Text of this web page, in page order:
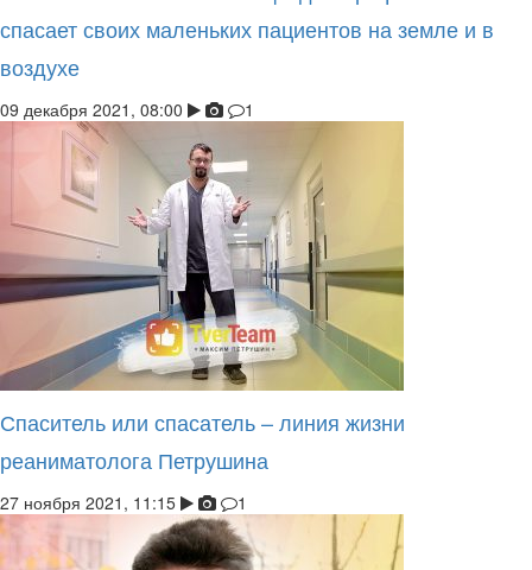
спасает своих маленьких пациентов на земле и в
воздухе
09 декабря 2021, 08:00 1
Спаситель или спасатель – линия жизни
реаниматолога Петрушина
27 ноября 2021, 11:15 1